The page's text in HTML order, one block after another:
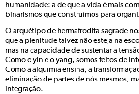
humanidade: a de que a vida é mais
binarismos que construímos para
O arquétipo de hermafrodita sagrade
que a plenitude talvez não esteja na
mas na capacidade de sustentar a
Como o yin e o yang, somos feitos de
Como a alquimia ensina, a
eliminação de partes de nós mesmos,
integração.